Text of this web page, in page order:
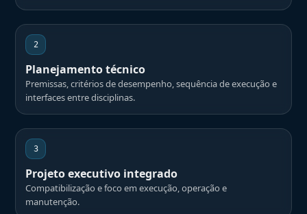
2
Planejamento técnico
Premissas, critérios de desempenho, sequência de execução e
interfaces entre disciplinas.
3
Projeto executivo integrado
Compatibilização e foco em execução, operação e
manutenção.